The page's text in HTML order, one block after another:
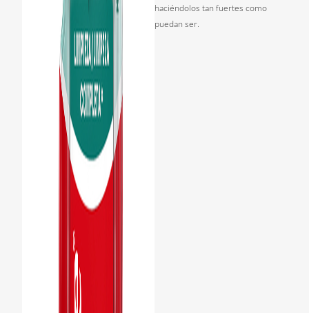
haciéndolos tan fuertes como
puedan ser.